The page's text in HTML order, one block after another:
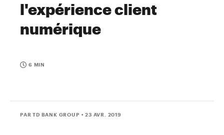
l'expérience client
numérique
6 MIN
PAR TD BANK GROUP • 23 AVR. 2019